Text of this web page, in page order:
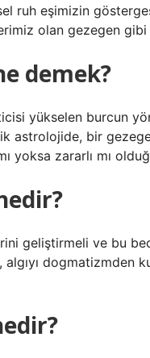
ruh eşimizin
olan gezegen gibi
demek?
yükselen burcun
astrolojide, bir
yoksa zararlı mı
geliştirmeli ve bu
algıyı